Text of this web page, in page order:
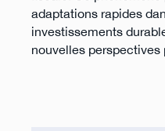
adaptations rapides
investissements
nouvelles perspectives